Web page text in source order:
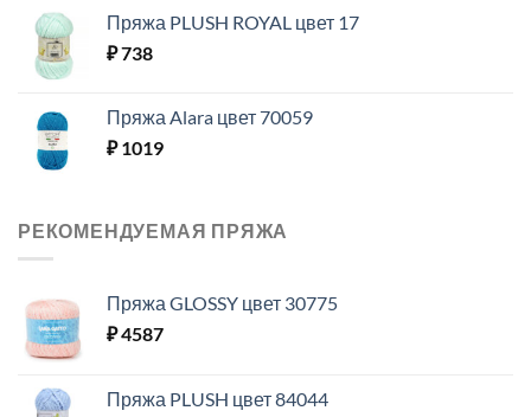
Пряжа PLUSH ROYAL цвет 17
₽738
Пряжа Alara цвет 70059
₽1019
РЕКОМЕНДУЕМАЯ ПРЯЖА
Пряжа GLOSSY цвет 30775
₽4587
Пряжа PLUSH цвет 84044